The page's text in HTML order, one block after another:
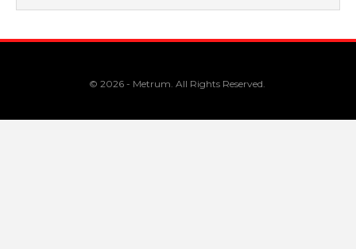
© 2026 - Metrum. All Rights Reserved.